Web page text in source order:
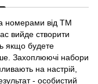
номерами від ТМ
вийде створити
якщо будете
Захоплюючі набори
на настрій,
- особистий